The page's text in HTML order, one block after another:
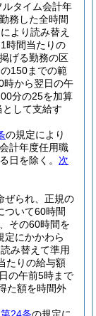
タイム会計年
務した全時間
より読み替え
時間当たりの
げる勤務の区
150までの範
時から翌日の午
分の25を加算
して支給す
の規定により
計年度任用職
日を除く。 次
ぜられ、正規の
ついて60時間
その60時間を
定にかかわら
み替えて準用
たりの給与額
の午前5時まで
た額を時間外